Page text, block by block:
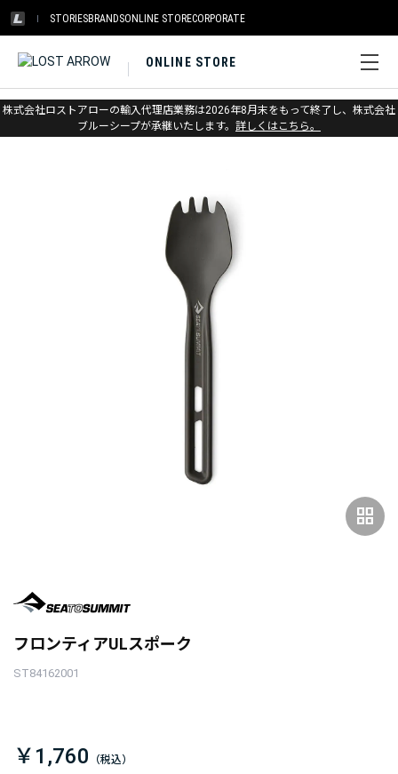
STORIESBRANDSONLINE STORECORPORATE
ONLINE STORE
株式会社ロストアローの輸入代理店業務は2026年8月末をもって終了し、株式会社
ブルーシープが承継いたします。 詳しくはこちら。
ホーム > シートゥサミット > キャンプキッチン
grid_view
フロンティアULスポーク
ST84162001
￥1,760